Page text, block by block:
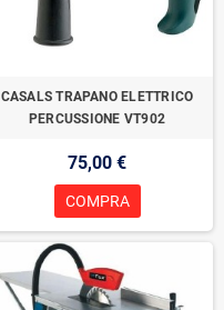
CASALS TRAPANO ELETTRICO
PERCUSSIONE VT902
75,00 €
COMPRA